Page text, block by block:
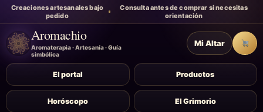
Creaciones artesanales bajo
pedido
Consulta antes de comprar si necesitas
orientación
Aromachio
Aromaterapia · Artesanía · Guía
simbólica
El portal Productos
Horóscopo El Grimorio
Mi Altar